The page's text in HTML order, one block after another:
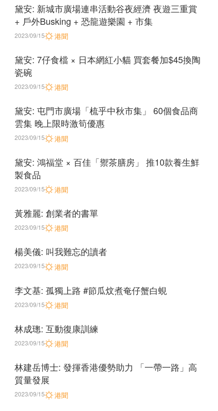
黛安: 新城市廣場連串活動谷夜經濟 夜遊三重賞
+ 戶外Busking + 恐龍遊樂園 + 市集
港聞
2023/09/15
黛安: 7仔食檔 × 日本網紅小貓 買套餐加$45換陶
瓷碗
港聞
2023/09/15
黛安: 屯門市廣場「梳乎中秋市集」 60個食品商
雲集 晚上限時激筍優惠
港聞
2023/09/15
黛安: 鴻福堂 × 百佳「禦茶膳房」 推10款養生鮮
製食品
港聞
2023/09/15
黃雅麗: 創業者的書單
港聞
2023/09/15
楊美儀: 叫我難忘的讀者
港聞
2023/09/15
李文基: 孤獨上路 #節瓜炆煮奄仔蟹白蜆
港聞
2023/09/15
林成璁: 互動復康訓練
港聞
2023/09/15
林建岳博士: 發揮香港優勢助力 「一帶一路」高
質量發展
港聞
2023/09/15